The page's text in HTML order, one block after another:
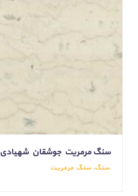
سنگ مرمریت جوشقان شهیادی
سنگ, سنگ مرمریت